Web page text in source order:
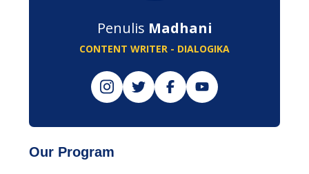
Penulis Madhani
CONTENT WRITER - DIALOGIKA
Our Program